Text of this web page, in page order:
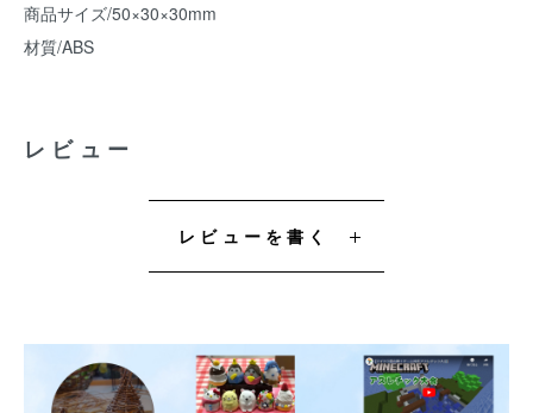
商品サイズ/50×30×30mm
材質/ABS
レビュー
レビューを書く